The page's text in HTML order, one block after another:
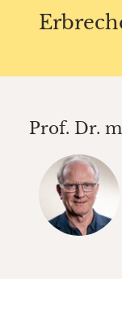
Prof. Dr.